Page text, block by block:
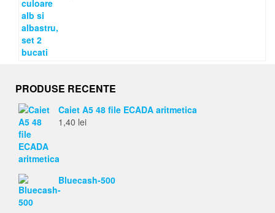
PRODUSE RECENTE
Caiet A5 48 file ECADA aritmetica
1,40 lei
Bluecash-500